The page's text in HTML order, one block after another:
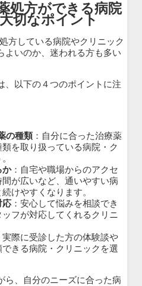
処方ができる病院
切なポイント
方している病院やクリニック
よいのか、迷われる方も多い
、以下の４つのポイントに注
の種類 ：自分に合った治療薬
を取り扱っている病院・ク
か：自宅や職場からのアクセ
が広いなど、通いやすい病
けやすくなります。
応 ：安心して悩みを相談でき
フが対応してくれるクリニ
実際に受診した方の体験談や
きる病院・クリニックを選
ら、自分のニーズに合った病